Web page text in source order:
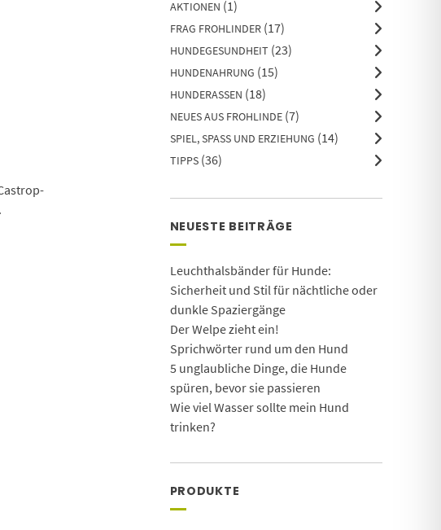
AKTIONEN (1)
FRAG FROHLINDER(17)
HUNDEGESUNDHEIT (23)
HUNDENAHRUNG (15)
HUNDERASSEN (18)
NEUES AUS FROHLINDE(7)
SPIEL, SPASS UND ERZIEHUNG (14)
TIPPS(36)
NEUESTE BEITRÄGE
Leuchthalsbänder für Hunde:
Sicherheit und Stil für nächtliche oder
dunkle Spaziergänge
Der Welpe zieht ein!
Sprichwörter rund um den Hund
5 unglaubliche Dinge, die Hunde
spüren, bevor sie passieren
Wie viel Wasser sollte mein Hund
trinken?
PRODUKTE